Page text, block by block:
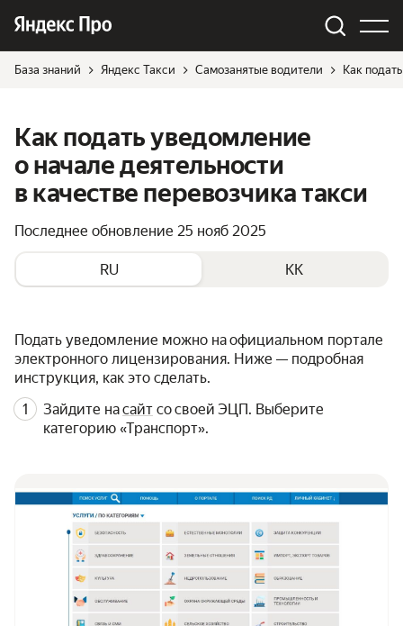
База знаний Яндекс Такси Самозанятые водители Как
Как подать уведомление
о начале деятельности
в качестве перевозчика такси
Последнее обновление 25 нояб 2025
RU KK
Подать уведомление можно на официальном портале
электронного лицензирования. Ниже — подробная
инструкция, как это сделать.
Зайдите насайт со своей ЭЦП. Выберите
категорию «Транспорт».